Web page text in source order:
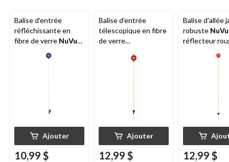
Balise d'entrée
réfléchissante en
fibre de verre NuVue,
robuste, bleu/blanc,
Ajouter
10,99 $
Balise d’entrée
télescopique en fibre
de verre
, robuste,
Ajouter
12,99 $
Balise d'allée
robuste
réflecteur
12,99 $